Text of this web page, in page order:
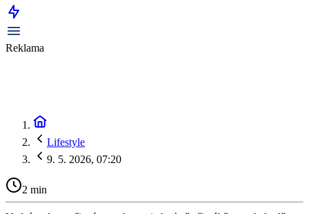
Reklama
Lifestyle
9. 5. 2026, 07:20
2 min